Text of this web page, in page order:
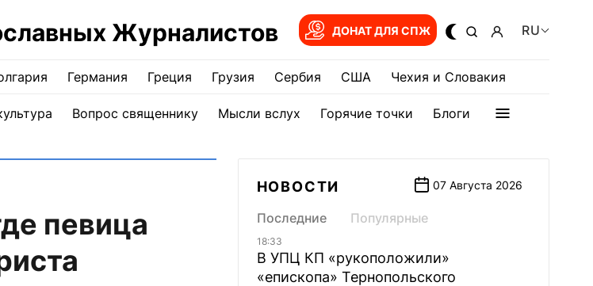
Журналистов ДОНАТ ДЛЯ СПЖ RU
Германия Греция Грузия Сербия США Чехия и Словакия
Вопрос священнику Мысли вслух Горячие точки Блоги
певица
НОВОСТИ 07 Августа 2026
Последние Популярные
18:33
В УПЦ КП «рукоположили»
«епископа» Тернопольского